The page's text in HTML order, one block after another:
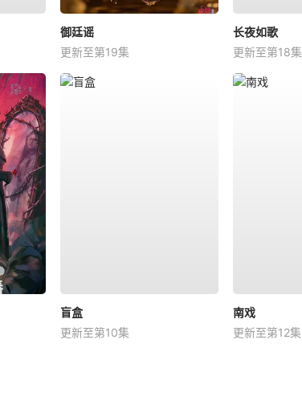
御廷谣
更新至第19集
长夜如歌
更新至第18集
盲盒
更新至第10集
南戏
更新至第12集